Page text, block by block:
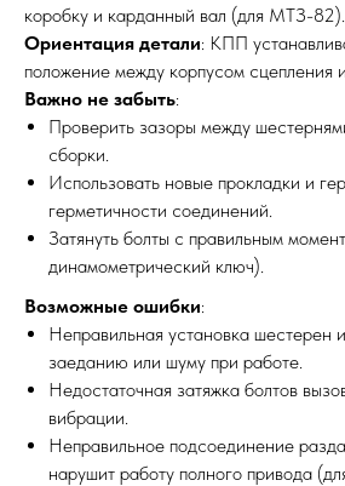
коробку и карданный вал (для МТЗ-82).
Ориентация детали: КПП
положение между корпусом сцепления
Важно не забыть:
Проверить зазоры между
сборки.
Использовать новые прокладки и
герметичности соединений.
Затянуть болты с правильным
динамометрический ключ).
Возможные ошибки:
Неправильная установка шестерен
заеданию или шуму при работе.
Недостаточная затяжка болтов
вибрации.
Неправильное подсоединение
нарушит работу полного привода